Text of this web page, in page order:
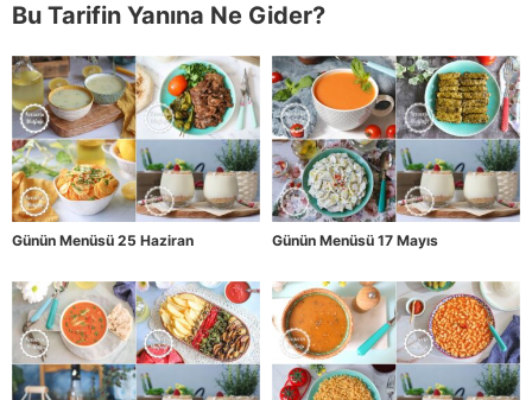
Bu Tarifin Yanına Ne Gider?
Günün Menüsü 25 Haziran Günün Menüsü 17 Mayıs